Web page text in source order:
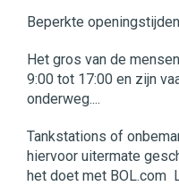
Beperkte
Het gros van de
9:00 tot 17:00 en zijn
onderweg....
Tankstations of
hiervoor uitermate
het doet met BOL.com